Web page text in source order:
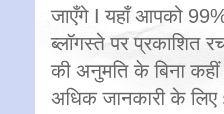
जाएँगे I यहाँ आपको
ब्लॉगस्ते पर प्रकाशित
की अनुमति के बिना
अधिक जानकारी के लिए